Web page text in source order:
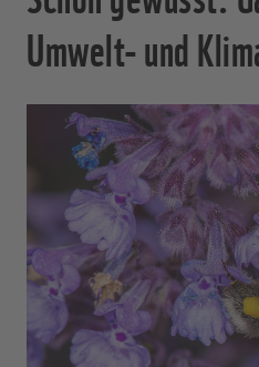
Umwelt- und